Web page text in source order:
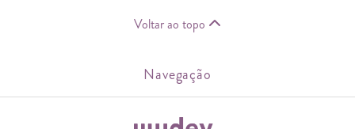
Voltar ao topo
Navegação